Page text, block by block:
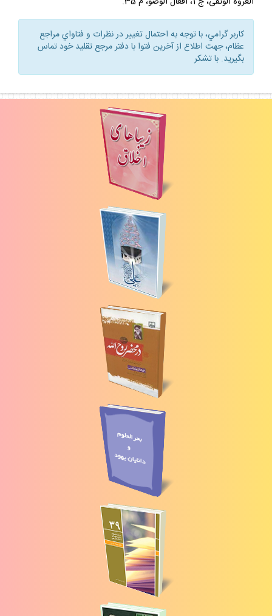
كاربر گرامي، با توجه به احتمال تغيير در نظرات و فتاواي مراجع
عظام، جهت اطلاع از آخرين فتوا با دفتر مرجع تقليد خود تماس
بگيريد. با تشكر